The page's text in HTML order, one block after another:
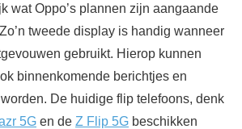
wat Oppo’s plannen zijn aangaande
tweede display is handig wanneer
gebruikt. Hierop kunnen
binnenkomende berichtjes en
De huidige flip telefoons, denk
5G en de Z Flip 5G beschikken